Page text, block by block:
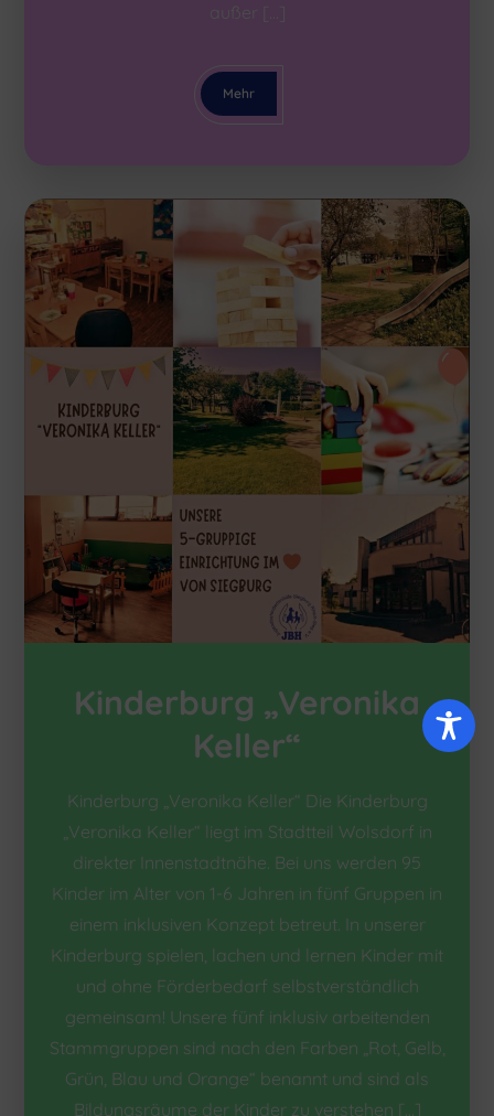
außer […]
Mehr
Kinderburg „Veronika
Keller“
Kinderburg „Veronika Keller“ Die Kinderburg
„Veronika Keller“ liegt im Stadtteil Wolsdorf in
direkter Innenstadtnähe. Bei uns werden 95
Kinder im Alter von 1-6 Jahren in fünf Gruppen in
einem inklusiven Konzept betreut. In unserer
Kinderburg spielen, lachen und lernen Kinder mit
und ohne Förderbedarf selbstverständlich
gemeinsam! Unsere fünf inklusiv arbeitenden
Stammgruppen sind nach den Farben „Rot, Gelb,
Grün, Blau und Orange“ benannt und sind als
Bildungsräume der Kinder zu verstehen […]